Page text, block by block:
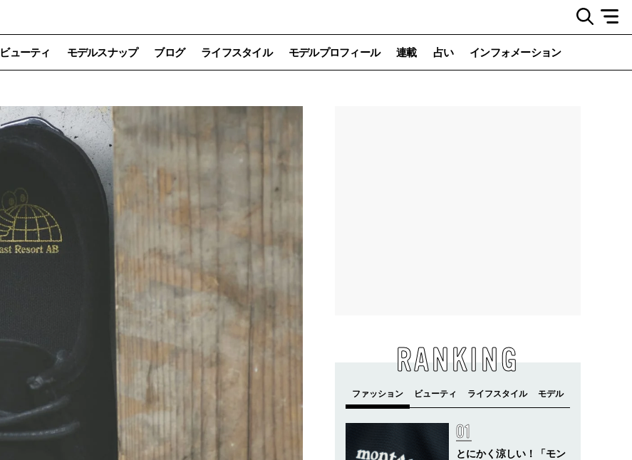
ビューティ モデルスナップ ブログ ライフスタイル モデルプロフィール 連載 占い インフォメーション
RANKING
とにかく涼しい！「モン